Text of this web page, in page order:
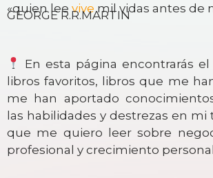
«quien lee vivemil vidas antes de
GEORGE R.R.MARTIN
En esta página encontrarás
libros favoritos, libros que me
me han aportado
las habilidades y destrezas en mi
que me quiero leer sobre
profesional y crecimiento